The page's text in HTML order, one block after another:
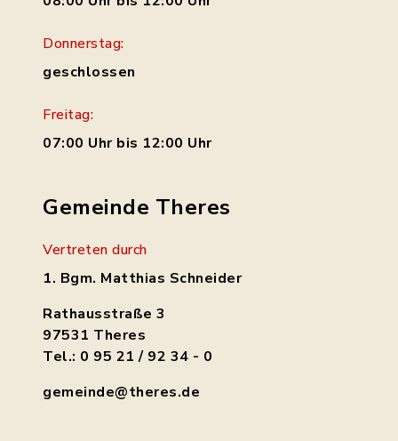
Donnerstag:
geschlossen
Freitag:
07:00 Uhr bis 12:00 Uhr
Gemeinde Theres
Vertreten durch
1. Bgm. Matthias Schneider
Rathausstraße 3
97531 Theres
Tel.: 0 95 21 / 92 34 - 0
gemeinde@theres.de